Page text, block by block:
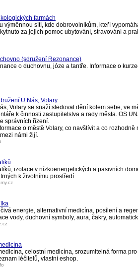
farmách
výměnnou sítí, kde dobrovolníkům, kteří
za jejich pomoc ubytování, stravování a
(sdružení Rezonance)
o duchovnu, józe a tantře. Informace o
U Nás, Volary
Volary se snaží sledovat dění kolem sebe, ve
k činnosti zastupitelstva a rady města. OS
správních řízení.
o městě Volary, co navštívit a co
námi žijí.
izolace v nízkoenergetických a pasivních
k životnímu prostředí
energie, alternativní medicína, posílení a
vody, duchovní symboly, aura, čakry,
celostní medicína, srozumitelná forma
léčitelů, vlastní eshop.